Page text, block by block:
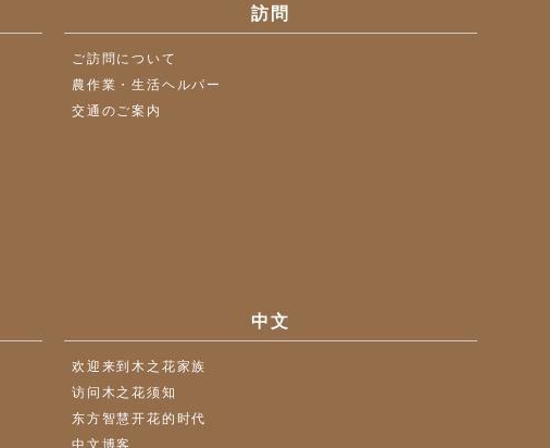
訪問
ご訪問について
農作業・生活ヘルパー
交通のご案内
中文
欢迎来到木之花家族
访问木之花须知
东方智慧开花的时代
中文博客